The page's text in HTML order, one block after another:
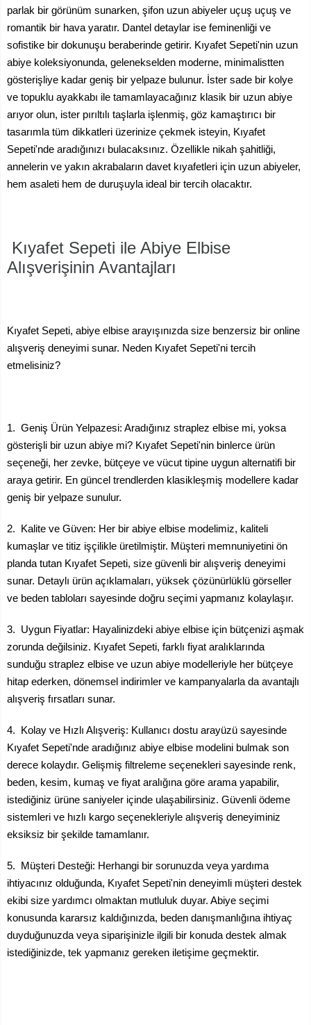
parlak bir görünüm sunarken, şifon uzun abiyeler uçuş uçuş ve
romantik bir hava yaratır. Dantel detaylar ise feminenliği ve
sofistike bir dokunuşu beraberinde getirir. Kıyafet Sepeti'nin uzun
abiye koleksiyonunda, gelenekselden moderne, minimalistten
gösterişliye kadar geniş bir yelpaze bulunur. İster sade bir kolye
ve topuklu ayakkabı ile tamamlayacağınız klasik bir uzun abiye
arıyor olun, ister pırıltılı taşlarla işlenmiş, göz kamaştırıcı bir
tasarımla tüm dikkatleri üzerinize çekmek isteyin, Kıyafet
Sepeti'nde aradığınızı bulacaksınız. Özellikle nikah şahitliği,
annelerin ve yakın akrabaların davet kıyafetleri için uzun abiyeler,
hem asaleti hem de duruşuyla ideal bir tercih olacaktır.
Kıyafet Sepeti ile Abiye Elbise
Alışverişinin Avantajları
Kıyafet Sepeti, abiye elbise arayışınızda size benzersiz bir online
alışveriş deneyimi sunar. Neden Kıyafet Sepeti'ni tercih
etmelisiniz?
1. Geniş Ürün Yelpazesi: Aradığınız straplez elbise mi, yoksa
gösterişli bir uzun abiye mi? Kıyafet Sepeti'nin binlerce ürün
seçeneği, her zevke, bütçeye ve vücut tipine uygun alternatifi bir
araya getirir. En güncel trendlerden klasikleşmiş modellere kadar
geniş bir yelpaze sunulur.
2. Kalite ve Güven: Her bir abiye elbise modelimiz, kaliteli
kumaşlar ve titiz işçilikle üretilmiştir. Müşteri memnuniyetini ön
planda tutan Kıyafet Sepeti, size güvenli bir alışveriş deneyimi
sunar. Detaylı ürün açıklamaları, yüksek çözünürlüklü görseller
ve beden tabloları sayesinde doğru seçimi yapmanız kolaylaşır.
3. Uygun Fiyatlar: Hayalinizdeki abiye elbise için bütçenizi aşmak
zorunda değilsiniz. Kıyafet Sepeti, farklı fiyat aralıklarında
sunduğu straplez elbise ve uzun abiye modelleriyle her bütçeye
hitap ederken, dönemsel indirimler ve kampanyalarla da avantajlı
alışveriş fırsatları sunar.
4. Kolay ve Hızlı Alışveriş: Kullanıcı dostu arayüzü sayesinde
Kıyafet Sepeti'nde aradığınız abiye elbise modelini bulmak son
derece kolaydır. Gelişmiş filtreleme seçenekleri sayesinde renk,
beden, kesim, kumaş ve fiyat aralığına göre arama yapabilir,
istediğiniz ürüne saniyeler içinde ulaşabilirsiniz. Güvenli ödeme
sistemleri ve hızlı kargo seçenekleriyle alışveriş deneyiminiz
eksiksiz bir şekilde tamamlanır.
5. Müşteri Desteği: Herhangi bir sorunuzda veya yardıma
ihtiyacınız olduğunda, Kıyafet Sepeti'nin deneyimli müşteri destek
ekibi size yardımcı olmaktan mutluluk duyar. Abiye seçimi
konusunda kararsız kaldığınızda, beden danışmanlığına ihtiyaç
duyduğunuzda veya siparişinizle ilgili bir konuda destek almak
istediğinizde, tek yapmanız gereken iletişime geçmektir.